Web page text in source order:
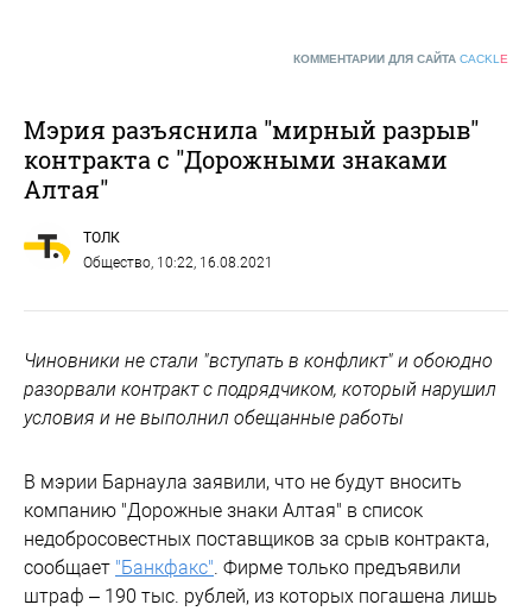
КОММЕНТАРИИ ДЛЯ САЙТА CACKL E
Мэрия разъяснила "мирный разрыв"
контракта с "Дорожными знаками
Алтая"
ТОЛК
Общество , 10:22, 16.08.2021
Чиновники не стали "вступать в конфликт" и обоюдно
разорвали контракт с подрядчиком, который нарушил
условия и не выполнил обещанные работы
В мэрии Барнаула заявили, что не будут вносить
компанию "Дорожные знаки Алтая" в список
недобросовестных поставщиков за срыв контракта,
сообщает "Банкфакс" . Фирме только предъявили
штраф – 190 тыс. рублей, из которых погашена лишь